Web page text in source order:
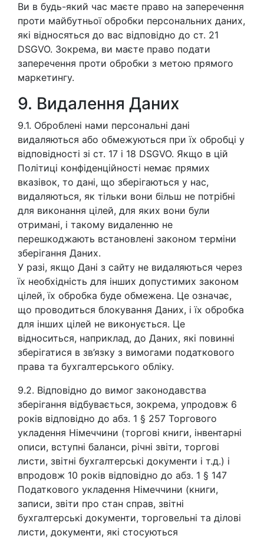
Ви в будь-який час маєте право на заперечення
проти майбутньої обробки персональних даних,
які відносяться до вас відповідно до ст. 21
DSGVO. Зокрема, ви маєте право подати
заперечення проти обробки з метою прямого
маркетингу.
9. Видалення Даних
9.1. Оброблені нами персональні дані
видаляються або обмежуються при їх обробці у
відповідності зі ст. 17 і 18 DSGVO. Якщо в цій
Політиці конфіденційності немає прямих
вказівок, то дані, що зберігаються у нас,
видаляються, як тільки вони більш не потрібні
для виконання цілей, для яких вони були
отримані, і такому видаленню не
перешкоджають встановлені законом терміни
зберігання Даних.
У разі, якщо Дані з сайту не видаляються через
їх необхідність для інших допустимих законом
цілей, їх обробка буде обмежена. Це означає,
що проводиться блокування Даних, і їх обробка
для інших цілей не виконується. Це
відноситься, наприклад, до Даних, які повинні
зберігатися в зв’язку з вимогами податкового
права та бухгалтерського обліку.
9.2. Відповідно до вимог законодавства
зберігання відбувається, зокрема, упродовж 6
років відповідно до абз. 1 § 257 Торгового
укладення Німеччини (торгові книги, інвентарні
описи, вступні баланси, річні звіти, торгові
листи, звітні бухгалтерські документи і т.д.) і
впродовж 10 років відповідно до абз. 1 § 147
Податкового укладення Німеччини (книги,
записи, звіти про стан справ, звітні
бухгалтерські документи, торговельні та ділові
листи, документи, які стосуються